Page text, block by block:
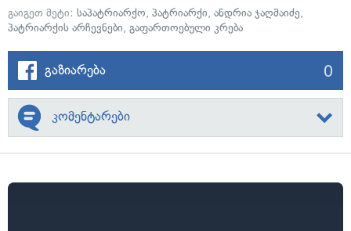
გაიგეთ მეტი: საპატრიარქო, პატრიარქი, ანდრია ჯაღმაიძე,
პატრიარქის არჩევნები, გაფართოებული კრება
გაზიარება 0
კომენტარები